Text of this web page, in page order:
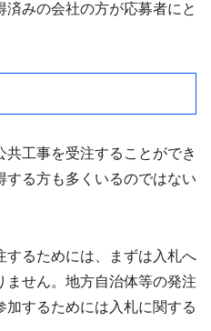
みの会社の方が応募者にと
工事を受注することができ
する方も多くいるのではない
するためには、まずは入札へ
せん。地方自治体等の発注
するためには入札に関する